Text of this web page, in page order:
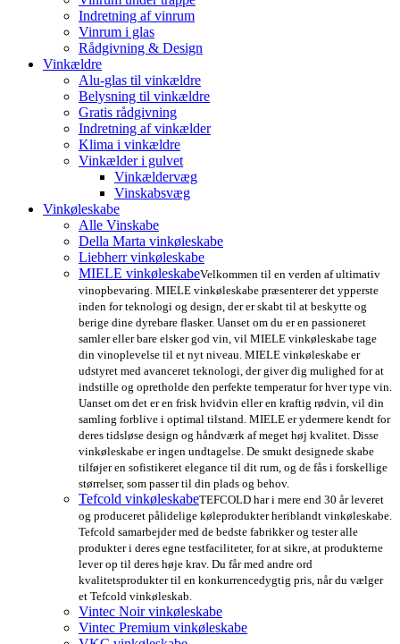
Indretning af vinrum
Vinrum i glas
Rådgivning & Design
Vinkældre
Alu-glas til vinkældre
Belysning til vinkældre
Gratis rådgivning
Indretning af vinkælder
Klima i vinkældre
Vinkælder i gulvet
Vinkældervæg
Vinskabsvæg
Vinkøleskabe
Alle Vinskabe
Della Marta vinkøleskabe
Liebherr vinkøleskabe
MIELE vinkøleskabeVelkommen til en verden af ultimativ
vinopbevaring. MIELE vinkøleskabe præsenterer det ypperste
inden for teknologi og design, der er skabt til at beskytte og
berige dine dyrebare flasker. Uanset om du er en passioneret
samler eller bare elsker god vin, vil MIELE vinkøleskabe tage
din vinoplevelse til et nyt niveau. MIELE vinkøleskabe er
udstyret med avanceret teknologi, der giver dig mulighed for at
indstille og opretholde den perfekte temperatur for hver type vin.
Uanset om det er en frisk hvidvin eller en kraftig rødvin, vil din
samling forblive i optimal tilstand. MIELE er ydermere kendt for
deres tidsløse design og håndværk af meget høj kvalitet. Disse
vinkøleskabe er ingen undtagelse. De smukt designede skabe
tilføjer en sofistikeret elegance til dit rum, og de fås i forskellige
størrelser, som passer til din plads og behov.
Tefcold vinkøleskabeTEFCOLD har i mere end 30 år leveret
og produceret pålidelige køleprodukter heriblandt vinkøleskabe.
Tefcold samarbejder med de bedste fabrikker og tester alle
produkter i deres egne testfaciliteter, for at sikre, at produkterne
lever op til deres høje krav. Du får med andre ord
kvalitetsprodukter til en konkurrencedygtig pris, når du vælger
et Tefcold vinkøleskab.
Vintec Noir vinkøleskabe
Vintec Premium vinkøleskabe